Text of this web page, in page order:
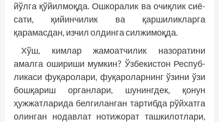
йўлга қўйилмоқда. Ошкоралик ва очиқлик сиё­
сати, қийинчилик ва қаршиликларга
қарамасдан, изчил олдинга силжимоқда.
Хўш, кимлар жамоатчилик назоратини
амалга ошириши мумкин? Ўзбекистон Респуб­
ликаси фуқаролари, фуқароларнинг ўзини ўзи
бошқариш органлари, шунингдек, қонун
ҳужжатларида белгиланган тартибда рўйхатга
олинган нодавлат нотижорат ташкилотлари,